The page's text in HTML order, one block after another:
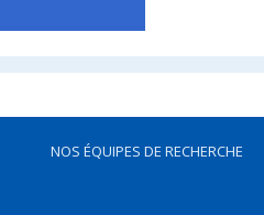
NOS ÉQUIPES DE RECHERCHE